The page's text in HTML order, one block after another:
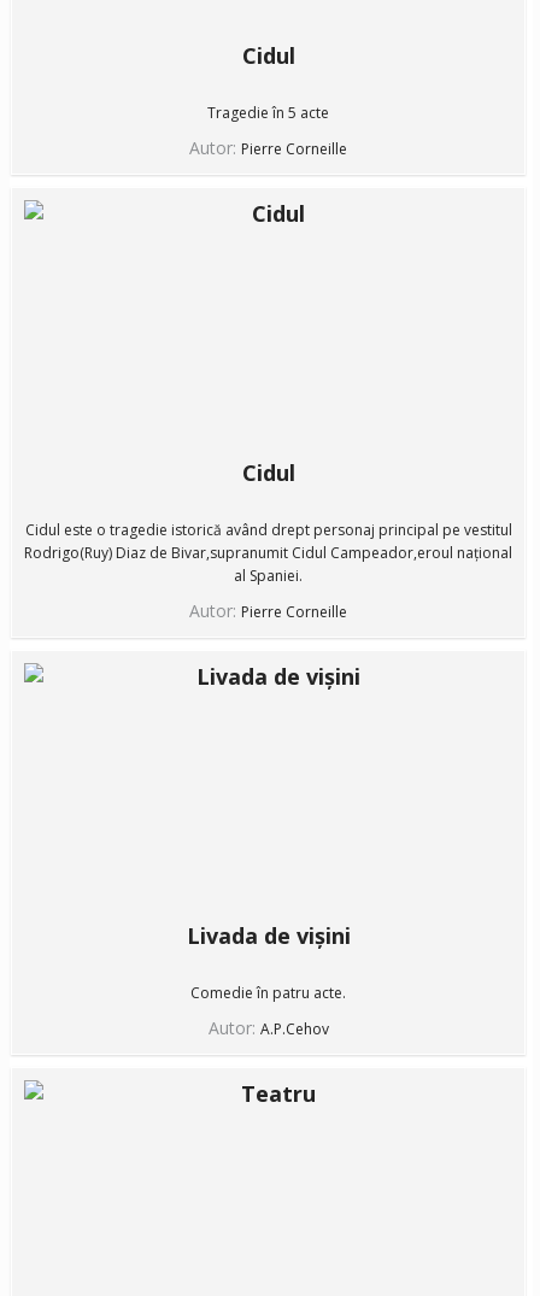
Cidul
Tragedie în 5 acte
Autor: Pierre Corneille
Cidul
Cidul este o tragedie istorică având drept personaj principal pe vestitul
Rodrigo(Ruy) Diaz de Bivar,supranumit Cidul Campeador,eroul național
al Spaniei.
Autor: Pierre Corneille
Livada de vișini
Comedie în patru acte.
Autor: A.P.Cehov